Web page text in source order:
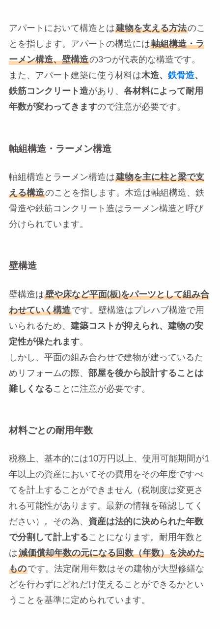
アパートにおいて構造とは建物を支える方法のこ
とを指します。アパートの構造には軸組構造・ラ
ーメン構造、壁構造の3つが代表的な構造です。
また、アパート建築に使う材料は木造、 鉄骨造、
鉄筋コンクリート造があり、 各材料によって耐用
年数が変わってきますので注意が必要です。
軸組構造・ラーメン構造
軸組構造とラーメン構造は建物を主に柱と梁で支
える構造のことを指します。木造は軸組構造、鉄
骨造や鉄筋コンクリート造はラーメン構造と呼び
分けられています。
壁構造
壁構造は壁や床など平面(板)をパーツとして組み合
わせていく構造です。壁構造はプレハブ構造で用
いられるため、 建築コストが抑えられ、建物の安
定性が保たれます。
しかし、平面の組み合わせで建物が建っているた
めリフォームの際、 部屋を後から設計することは
難しくなることに注意が必要です。
材料ごとの耐用年数
税務上、基本的には10万円以上、使用可能期間が1
年以上の資産においてその費用をその年度ですべ
てを計上することができません（税制度は変更さ
れる可能性があります。最新の情報を確認してく
ださい）。その為、 資産は法的に決められた年数
で分割して計上することになります。耐用年数と
は減価償却年数の元になる回数（年数）を決めた
ものです。法定耐用年数はその建物が大型修繕な
どを行わずにどれだけ使えることができるかとい
うことを基準に定められています。